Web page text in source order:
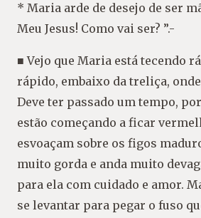
* Maria arde de desejo de ser
Meu Jesus! Como vai ser? ”.-
■ Vejo que Maria está tecendo
rápido, embaixo da treliça,
Deve ter passado um tempo,
estão começando a ficar
esvoaçam sobre os figos
muito gorda e anda muito
para ela com cuidado e amor.
se levantar para pegar o fuso